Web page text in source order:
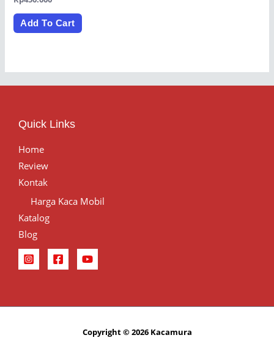
0
out
Add To Cart
Quick Links
Home
Review
Kontak
Harga Kaca Mobil
Katalog
Blog
Copyright © 2026 Kacamura